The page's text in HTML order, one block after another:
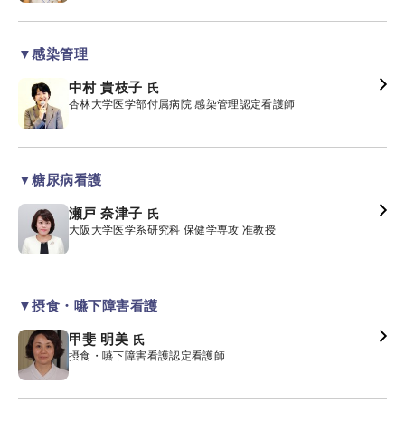
▼感染管理
中村 貴枝子 氏
杏林大学医学部付属病院 感染管理認定看護師
▼糖尿病看護
瀬戸 奈津子 氏
大阪大学医学系研究科 保健学専攻 准教授
▼摂食・嚥下障害看護
甲斐 明美 氏
摂食・嚥下障害看護認定看護師